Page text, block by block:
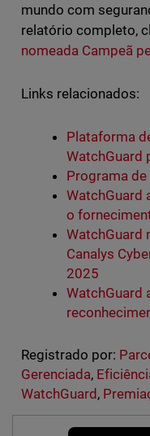
mundo com
relatório completo,
nomeada Campeã
Links relacionados:
Plataforma
WatchGuard
Programa
WatchGuard
o
WatchGuard
Canalys
2025
WatchGuard
Registrado por:
Gerenciada,
WatchGuard ,